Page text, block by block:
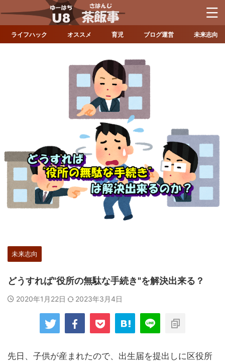
ライフハック オススメ 育児 ブログ運営 未来志向
未来志向
どうすれば"役所の無駄な手続き"を解決出来る？
2020年1月22日 2023年3月4日
先日、子供が産まれたので、出生届を提出しに区役所